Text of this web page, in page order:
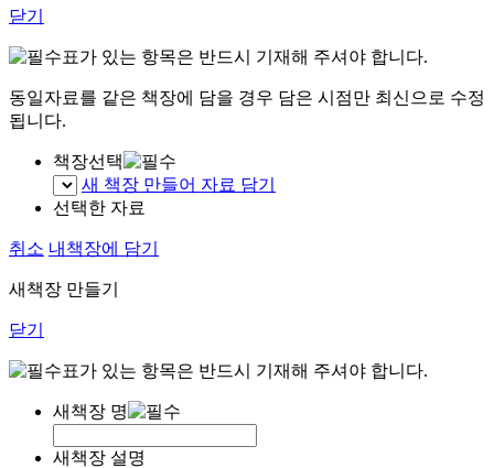
닫기
표가 있는 항목은 반드시 기재해 주셔야 합니다.
동일자료를 같은 책장에 담을 경우 담은 시점만 최신으로 수정
됩니다.
책장선택
새 책장 만들어 자료 담기
선택한 자료
취소 내책장에 담기
새책장 만들기
닫기
표가 있는 항목은 반드시 기재해 주셔야 합니다.
새책장 명
새책장 설명